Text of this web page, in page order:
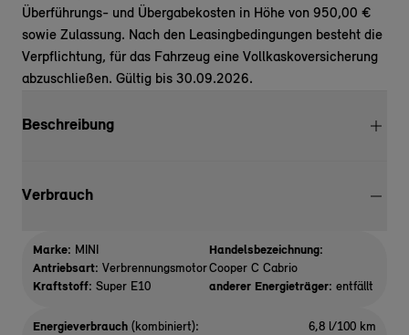
Überführungs- und Übergabekosten in Höhe von 950,00 €
sowie Zulassung. Nach den Leasingbedingungen besteht die
Verpflichtung, für das Fahrzeug eine Vollkaskoversicherung
abzuschließen. Gültig bis 30.09.2026.
Beschreibung
Verbrauch
Marke: MINI
Antriebsart: Verbrennungsmotor
Kraftstoff: Super E10
Handelsbezeichnung:
Cooper C Cabrio
anderer Energieträger: entfällt
Energieverbrauch (kombiniert):
6,8 l/100 km